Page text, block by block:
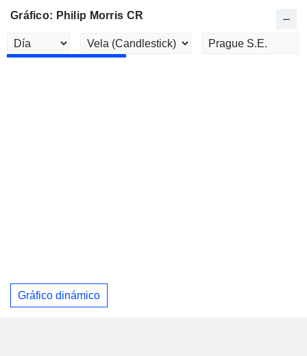
Gráfico: Philip Morris CR
Gráfico dinámico